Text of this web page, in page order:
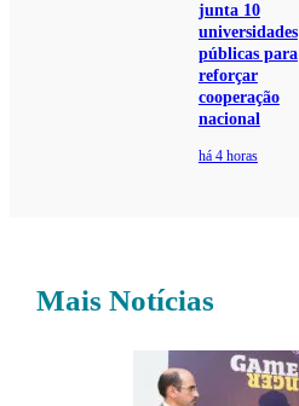
junta 10
universidades
públicas para
reforçar
cooperação
nacional
há 4 horas
Mais Notícias